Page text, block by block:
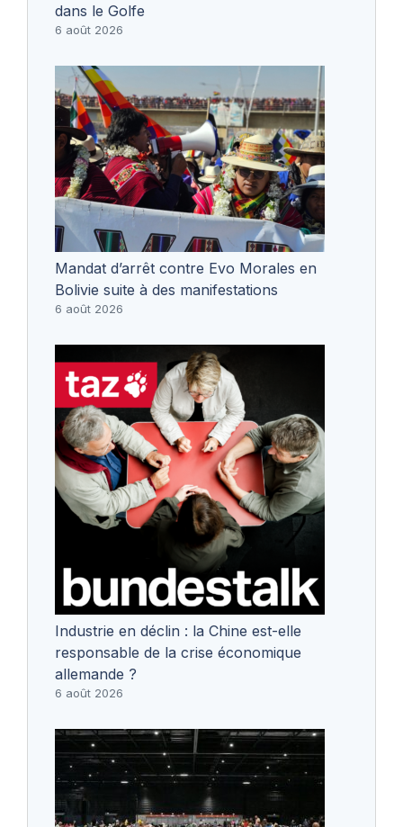
dans le Golfe
6 août 2026
Mandat d’arrêt contre Evo Morales en
Bolivie suite à des manifestations
6 août 2026
Industrie en déclin : la Chine est-elle
responsable de la crise économique
allemande ?
6 août 2026